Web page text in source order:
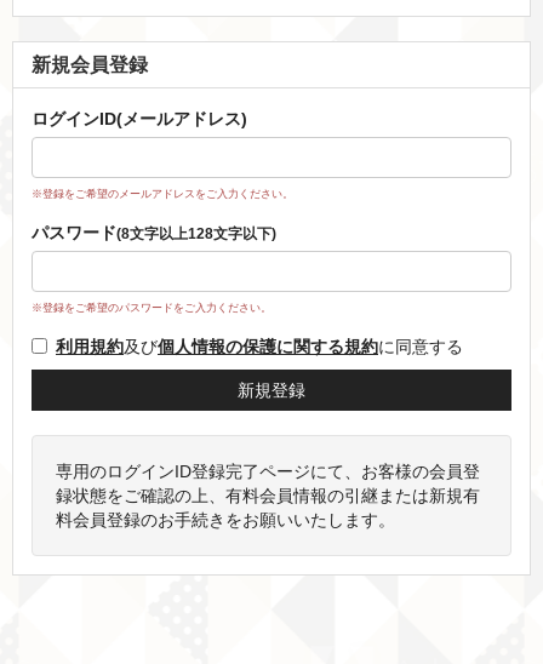
新規会員登録
ログインID(メールアドレス)
※登録をご希望のメールアドレスをご入力ください。
パスワード(8文字以上128文字以下)
※登録をご希望のパスワードをご入力ください。
利用規約及び個人情報の保護に関する規約に同意する
専用のログインID登録完了ページにて、お客様の会員登
録状態をご確認の上、有料会員情報の引継または新規有
料会員登録のお手続きをお願いいたします。